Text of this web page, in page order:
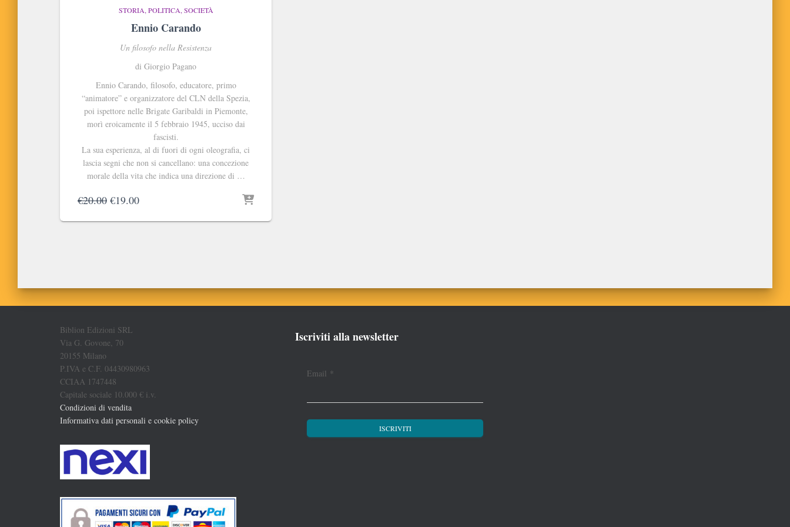
STORIA, POLITICA, SOCIETÀ
Ennio Carando
Un filosofo nella Resistenza
di Giorgio Pagano
Ennio Carando, filosofo, educatore, primo
“animatore” e organizzatore del CLN della Spezia,
poi ispettore nelle Brigate Garibaldi in Piemonte,
morì eroicamente il 5 febbraio 1945, ucciso dai
fascisti.
La sua esperienza, al di fuori di ogni oleografia, ci
lascia segni che non si cancellano: una concezione
morale della vita che indica una direzione di …
€20.00 Il
originale
€19.00Il
attuale
Biblion Edizioni SRL
Via G. Govone, 70
20155 Milano
P.IVA e C.F. 04430980963
CCIAA 1747448
Capitale sociale 10.000 € i.v.
Condizioni di vendita
Informativa dati personali e cookie policy
Iscriviti alla newsletter
Email *